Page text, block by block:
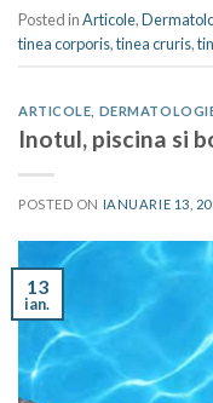
Posted inArticole,
tinea corporis,tinea cruris,
ARTICOLE
Inotul, piscina si
POSTED ON IANUARIE 13,
13
ian.